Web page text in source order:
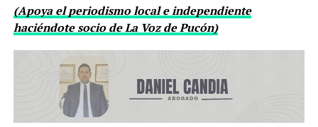
(Apoya el periodismo local e independiente
haciéndote socio de La Voz de Pucón)